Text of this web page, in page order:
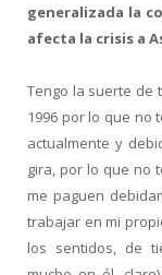
generalizada la
afecta la crisis a
Tengo la suerte de
1996 por lo que no
actualmente y
gira, por lo que no
me paguen
trabajar en mi
los sentidos, de